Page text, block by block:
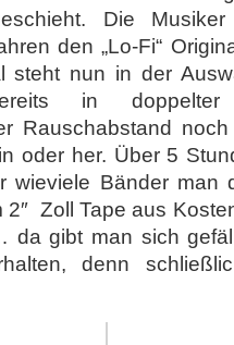
Die
den „Lo-Fi“
steht nun in der
in doppelter
Rauschabstand
oder her. Über 5
wieviele Bänder man
2″ Zoll Tape aus
da gibt man sich
denn